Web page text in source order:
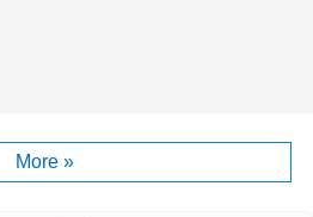
More »